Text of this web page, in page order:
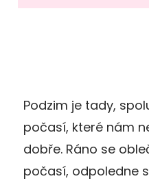
Podzim je tady,
počasí, které nám
dobře. Ráno se
počasí, odpoledne